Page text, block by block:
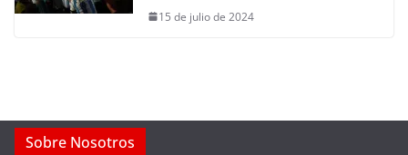
15 de julio de 2024
Sobre Nosotros